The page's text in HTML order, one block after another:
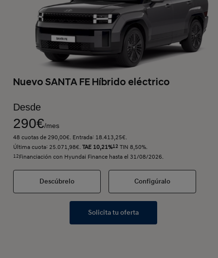
Nuevo SANTA FE Híbrido eléctrico
Desde
290€/mes
48 cuotas de 290,00€. Entrada: 18.413,25€.
Última cuota: 25.071,98€. TAE 10,21%12TIN 8,50%.
12Financiación con Hyundai Finance hasta el 31/08/2026.
Descúbrelo Configúralo
Solicita tu oferta